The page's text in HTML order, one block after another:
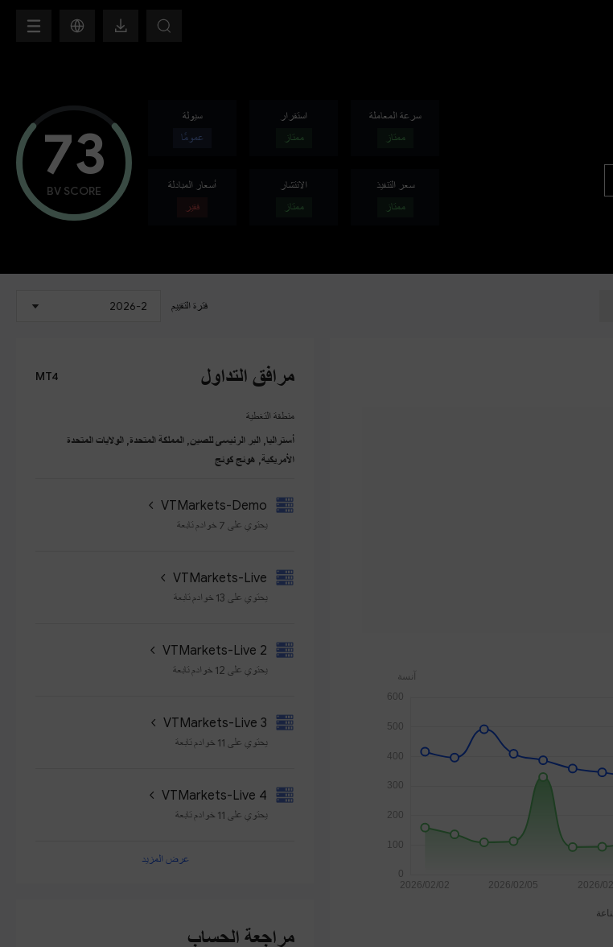
سرعة المعاملة
ممتاز
استقرار
ممتاز
سيولة
عمومًا
سعر التنفيذ
ممتاز
الانتشار
ممتاز
أسعار المبادلة
فقير
73
BV SCORE
فترة التقييم 2026-2
مرافق التداول MT4
منطقة التغطية
أستراليا, البر الرئيسى للصين, المملكة المتحدة, الولايات المتحدة
الأمريكية, هونج كونج
VTMarkets-Demo
يحتوي على 7 خوادم تابعة
VTMarkets-Live
يحتوي على 13 خوادم تابعة
VTMarkets-Live 2
يحتوي على 12 خوادم تابعة
VTMarkets-Live 3
يحتوي على 11 خوادم تابعة
VTMarkets-Live 4
يحتوي على 11 خوادم تابعة
VTMarkets-Live 5
VTMarkets-Live 6
عرض المزيد
مراجعة الحساب